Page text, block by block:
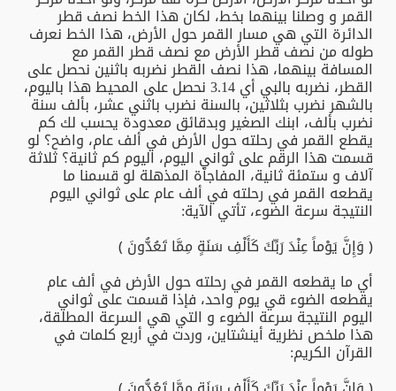
القمر و وصلنا بينهما بخط، لكان هذا الخط نصف قطر
الدائرة التي هي مسار القمر حول الأرض، هذا الخط نعرف
طوله من نصف قطر الأرض مع نصف قطر القمر مع
المسافة بينهما، هذا نصف القطر نضربه باثنين نحصل على
القطر، نضربه بالبي أي 3.14 نحصل على المحيط هذا باليوم،
بالشهر نضرب بثلاثين، بالسنة نضرب باثني عشر، بألف سنة
نضرب بألف، ابنك الصغير وبدقائق معدودة يحسب لك كم
يقطع القمر في رحلته حول الأرض في ألف عام، واضح؟ لو
قسمت هذا الرقم على ثواني اليوم، اليوم كم ثانية؟ ثلاثة
آلاف و ستمئة ثانية، المفاجأة المذهلة لو قسمنا ما
يقطعه القمر في رحلته في ألف عام على ثواني اليوم
النتيجة سرعة الضوء، تأتي الآية:
﴿ وَإِنَّ يَوْماً عِنْدَ رَبِّكَ كَأَلْفِ سَنَةٍ مِمَّا تَعُدُّونَ ﴾
أي ما يقطعه القمر في رحلته حول الأرض في ألف عام
يقطعه الضوء قي يوم واحد، فإذا قسمت على ثواني
اليوم النتيجة سرعة الضوء و التي هي السرعة المطلقة،
هذا ملخص نظرية أينشتاين، وردت في أربع كلمات في
القرآن الكريم: